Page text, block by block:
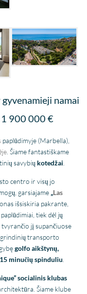
namai
900 000 €
paplūdimyje (Marbella),
. Šiame fantastiškame
savybių kotedžai
centro ir visų jo
garsiajame „Las
išsiskiria pakrante,
tiek dėl jų
jį supančiuose
transporto
golfo aikštynų,
minučių spinduliu
socialinis klubas
Šiame klube